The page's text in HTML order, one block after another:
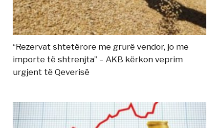
“Rezervat shtetërore me grurë vendor, jo me
importe të shtrenjta” – AKB kërkon veprim
urgjent të Qeverisë